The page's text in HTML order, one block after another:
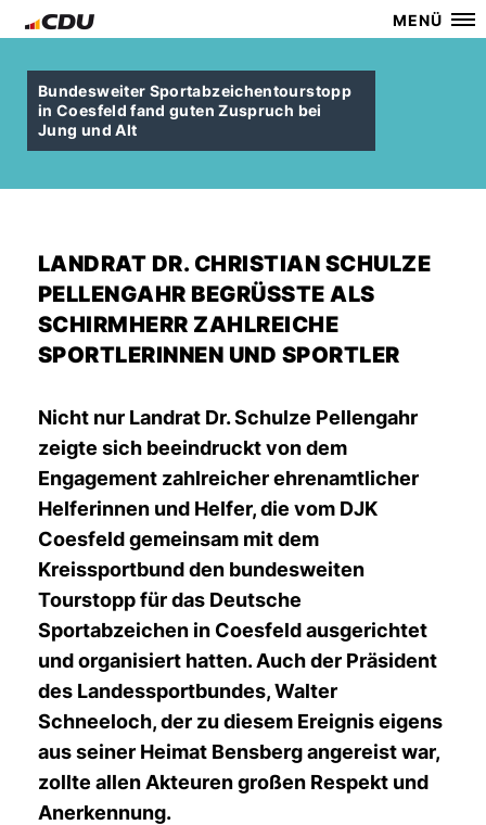
MENÜ
Bundesweiter Sportabzeichentourstopp
in Coesfeld fand guten Zuspruch bei
Jung und Alt
LANDRAT DR. CHRISTIAN SCHULZE
PELLENGAHR BEGRÜSSTE ALS S
CHIRMHERR ZAHLREICHE S
PORTLERINNEN UND SPORTLER
Nicht nur Landrat Dr. Schulze Pellengahr
zeigte sich beeindruckt von dem
Engagement zahlreicher ehrenamtlicher
Helferinnen und Helfer, die vom DJK
Coesfeld gemeinsam mit dem
Kreissportbund den bundesweiten
Tourstopp für das Deutsche
Sportabzeichen in Coesfeld ausgerichtet
und organisiert hatten. Auch der Präsident
des Landessportbundes, Walter
Schneeloch, der zu diesem Ereignis eigens
aus seiner Heimat Bensberg angereist war,
zollte allen Akteuren großen Respekt und
Anerkennung.